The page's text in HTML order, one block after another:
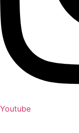
Youtube